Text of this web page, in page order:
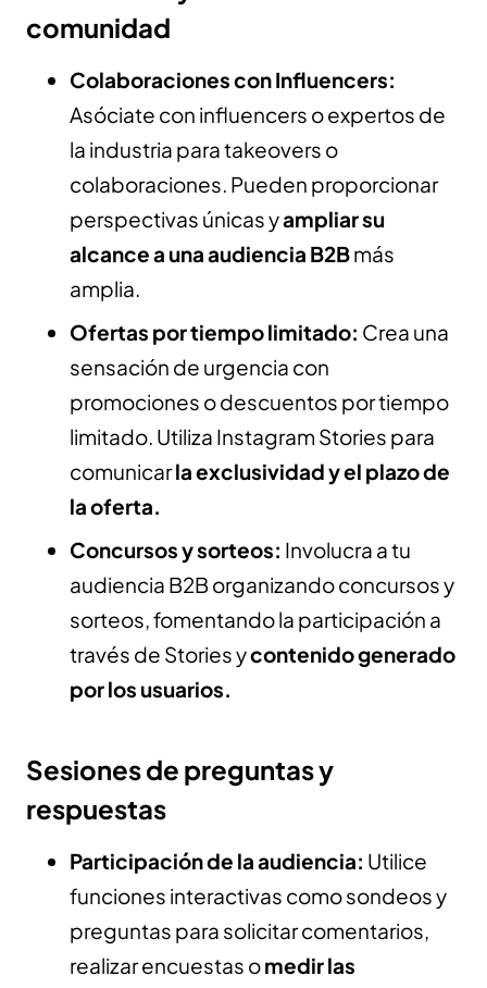
comunidad
Colaboraciones con Influencers:
Asóciate con influencers o expertos de
la industria para takeovers o
colaboraciones. Pueden proporcionar
perspectivas únicas yampliar su
alcance a una audiencia B2Bmás
amplia.
Ofertas por tiempo limitado: Crea una
sensación de urgencia con
promociones o descuentos por tiempo
limitado. Utiliza Instagram Stories para
comunicarla exclusividad y el plazo de
la oferta.
Concursos y sorteos: Involucra a tu
audiencia B2B organizando concursos y
sorteos, fomentando la participación a
través de Stories ycontenido generado
por los usuarios.
Sesiones de preguntas y
respuestas
Participación de la audiencia: Utilice
funciones interactivas como sondeos y
preguntas para solicitar comentarios,
realizar encuestas omedir las